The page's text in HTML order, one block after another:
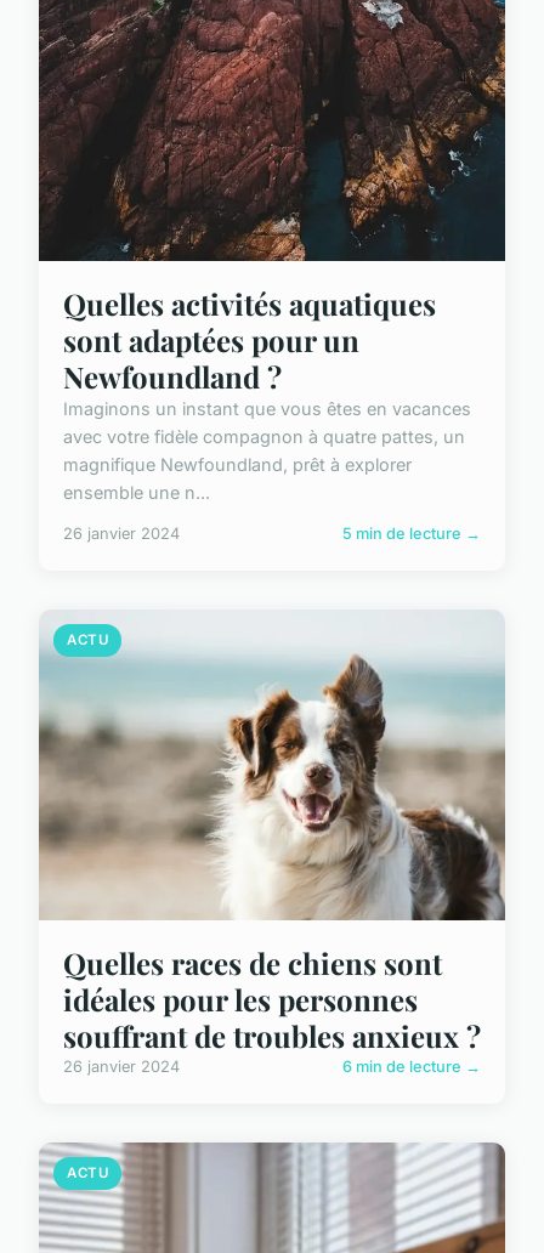
Quelles activités aquatiques
sont adaptées pour un
Newfoundland ?
Imaginons un instant que vous êtes en vacances
avec votre fidèle compagnon à quatre pattes, un
magnifique Newfoundland, prêt à explorer
ensemble une n...
26 janvier 2024 5 min de lecture →
ACTU
Quelles races de chiens sont
idéales pour les personnes
souffrant de troubles anxieux ?
26 janvier 2024 6 min de lecture →
ACTU